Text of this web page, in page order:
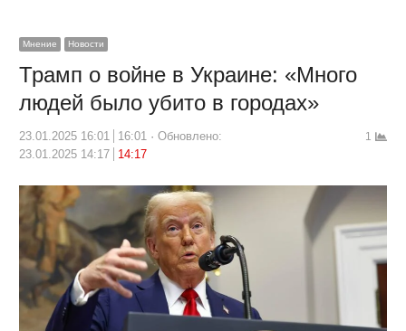
Мнение Новости
Трамп о войне в Украине: «Много
людей было убито в городах»
23.01.2025 16:01 16:01
Обновлено:
23.01.2025 14:17
14:17
1